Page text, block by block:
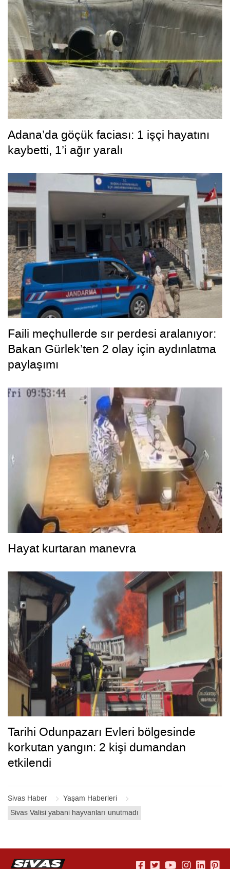
Sivas Haber
Yaşam Haberleri
Sivas Valisi yabani hayvanları unutmadı
Adana’da göçük faciası: 1 işçi hayatını
kaybetti, 1’i ağır yaralı
Faili meçhullerde sır perdesi aralanıyor:
Bakan Gürlek’ten 2 olay için aydınlatma
paylaşımı
Hayat kurtaran manevra
Tarihi Odunpazarı Evleri bölgesinde
korkutan yangın: 2 kişi dumandan
etkilendi